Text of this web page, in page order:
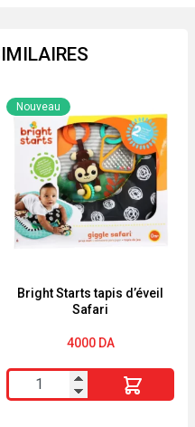
Bright Starts tapis d’éveil
Safari
Nouveau
4000 DA
quantité
de